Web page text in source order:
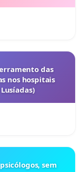
das
nos hospitais
sem